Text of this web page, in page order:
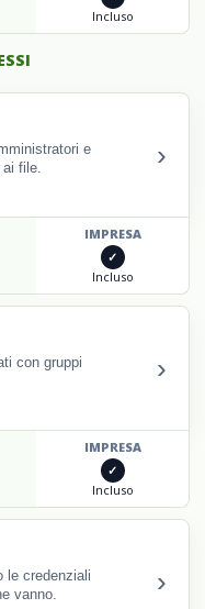
Incluso
e
file.
›
IMPRESA
Incluso
con gruppi
›
IMPRESA
Incluso
le credenziali
vanno.
›